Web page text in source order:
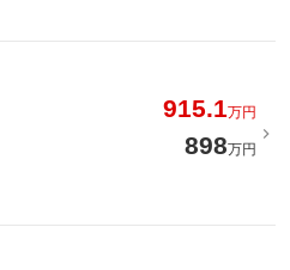
915.1万円
898万円